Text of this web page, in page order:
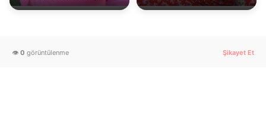
👁️ 0 görüntülenme Şikayet Et